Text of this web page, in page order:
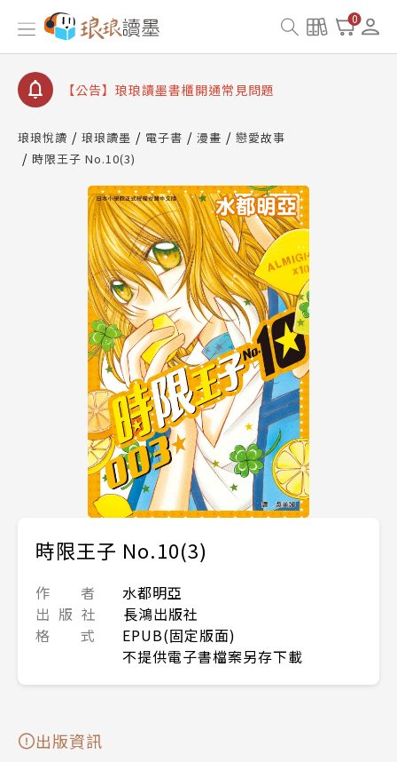
0
【公告】因 Readmoo 讀墨系統維護中，本站同步暫
停部分閱讀服務
【公告】琅琅讀墨數位閱讀資產合併與書櫃開通申請
【公告】琅琅讀墨書櫃開通常見問題
請圖文教學
【公告】琅琅書店服務升級重要說明及資產合併結果
查詢
【公告】因 Readmoo 讀墨系統維護中，本站同步暫
停部分閱讀服務
琅琅悅讀 琅琅讀墨 電子書 漫畫
戀愛故事
時限王子 No.10(3)
時限王子 No.10(3)
作 者
水都明亞
出 版 社
長鴻出版社
格 式
EPUB(固定版面)
不提供電子書檔案另存下載
出版資訊